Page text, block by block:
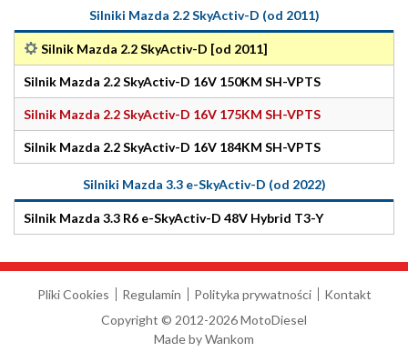
Silniki Mazda 2.2 SkyActiv-D (od 2011)
Silnik Mazda 2.2 SkyActiv-D [od 2011]
Silnik Mazda 2.2 SkyActiv-D 16V 150KM SH-VPTS
Silnik Mazda 2.2 SkyActiv-D 16V 175KM SH-VPTS
Silnik Mazda 2.2 SkyActiv-D 16V 184KM SH-VPTS
Silniki Mazda 3.3 e-SkyActiv-D (od 2022)
Silnik Mazda 3.3 R6 e-SkyActiv-D 48V Hybrid T3-Y
Pliki Cookies Regulamin Polityka prywatności
Kontakt
Copyright © 2012-2026 MotoDiesel
Made byWankom